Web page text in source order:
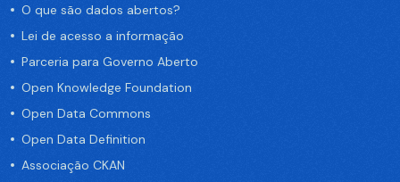
O que são dados abertos?
Lei de acesso a informação
Parceria para Governo Aberto
Open Knowledge Foundation
Open Data Commons
Open Data Definition
Associação CKAN